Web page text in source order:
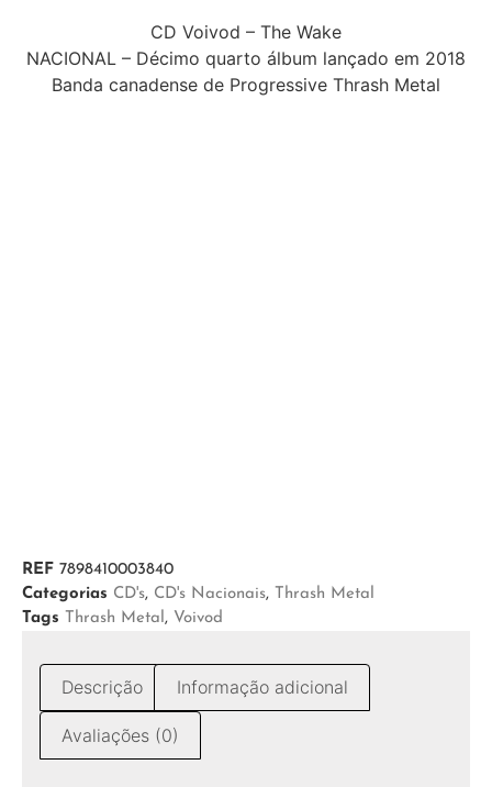
CD Voivod – The Wake
NACIONAL – Décimo quarto álbum lançado em 2018
Banda canadense de Progressive Thrash Metal
REF 7898410003840
Categorias CD's, CD's Nacionais, Thrash Metal
Tags Thrash Metal , Voivod
Descrição Informação adicional
Avaliações (0)